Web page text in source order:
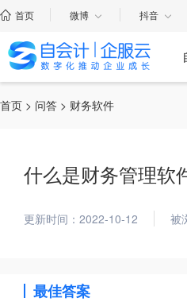
首页 微博 抖音
首页 > 问答 > 财务软件
什么是财务管理软
更新时间：2022-10-12 被
最佳答案